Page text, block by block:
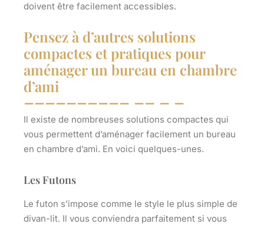
doivent être facilement accessibles.
Pensez à d’autres solutions
compactes et pratiques pour
aménager un bureau en chambre
d’ami
Il existe de nombreuses solutions compactes qui
vous permettent d’aménager facilement un bureau
en chambre d’ami. En voici quelques-unes.
Les Futons
Le futon s’impose comme le style le plus simple de
divan-lit. Il vous conviendra parfaitement si vous